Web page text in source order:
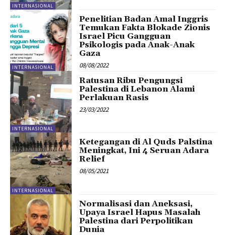
INTERNASIONAL
INTERNASIONAL
Penelitian Badan Amal Inggris
Temukan Fakta Blokade Zionis
Israel Picu Gangguan
Psikologis pada Anak-Anak
Gaza
08/08/2022
INTERNASIONAL
Ratusan Ribu Pengungsi
Palestina di Lebanon Alami
Perlakuan Rasis
23/03/2022
INTERNASIONAL
Ketegangan di Al Quds Palstina
Meningkat, Ini 4 Seruan Adara
Relief
08/05/2021
Normalisasi dan Aneksasi,
Upaya Israel Hapus Masalah
Palestina dari Perpolitikan
Dunia